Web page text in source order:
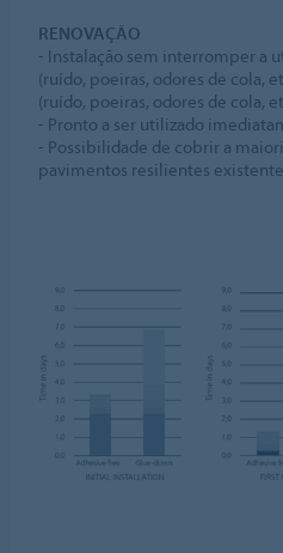
RENOVAÇÃO
- Instalação sem interromper a
(ruído, poeiras, odores de cola,
(ruído, poeiras, odores de cola,
- Pronto a ser utilizado
- Possibilidade de cobrir a
pavimentos resilientes